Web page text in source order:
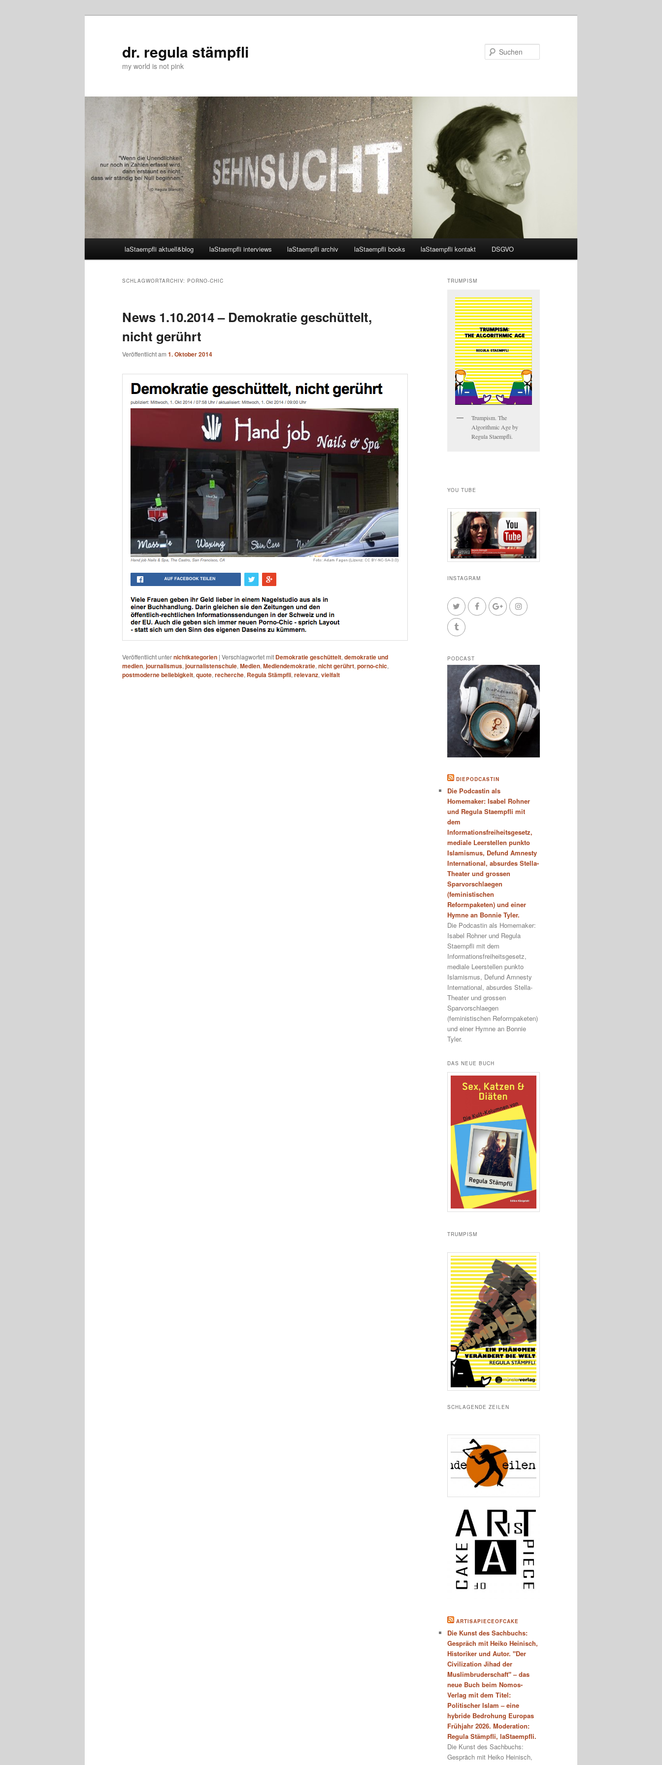
dr. regula stämpfli
my world is not pink
laStaempfli aktuell&blog laStaempfli interviews laStaempfli archiv laStaempfli books laStaempfli kontakt DSGVO
SCHLAGWORTARCHIV: PORNO-CHIC
News 1.10.2014 – Demokratie geschüttelt,
nicht gerührt
Veröffentlicht am 1. Oktober 2014
Veröffentlicht unternichtkategorien | Verschlagwortet mit Demokratie geschüttelt, demokratie und
medien, journalismus, journalistenschule, Medien, Mediendemokratie, nicht gerührt, porno-chic,
postmoderne beliebigkeit, quote, recherche, Regula Stämpfli, relevanz, vielfalt
TRUMPISM
Trumpism. The
Algorithmic Age by
Regula Staempfli.
YOU TUBE
INSTAGRAM
PODCAST
DIEPODCASTIN
Die Podcastin als
Homemaker: Isabel Rohner
und Regula Staempfli mit
dem
Informationsfreiheitsgesetz,
mediale Leerstellen punkto
Islamismus, Defund Amnesty
International, absurdes Stella-
Theater und grossen
Sparvorschlaegen
(feministischen
Reformpaketen) und einer
Hymne an Bonnie Tyler.
Die Podcastin als Homemaker:
Isabel Rohner und Regula
Staempfli mit dem
Informationsfreiheitsgesetz,
mediale Leerstellen punkto
Islamismus, Defund Amnesty
International, absurdes Stella-
Theater und grossen
Sparvorschlaegen
(feministischen Reformpaketen)
und einer Hymne an Bonnie
Tyler.
DAS NEUE BUCH
TRUMPISM
SCHLAGENDE ZEILEN
ARTISAPIECEOFCAKE
Die Kunst des Sachbuchs:
Gespräch mit Heiko Heinisch,
Historiker und Autor. "Der
Civilization Jihad der
Muslimbruderschaft" – das
neue Buch beim Nomos-
Verlag mit dem Titel:
Politischer Islam – eine
hybride Bedrohung Europas
Frühjahr 2026. Moderation:
Regula Stämpfli, laStaempfli.
Die Kunst des Sachbuchs:
Gespräch mit Heiko Heinisch,